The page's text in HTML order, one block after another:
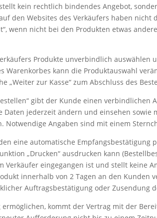
kein rechtlich bindendes Angebot,
den Websites des Verkäufers haben
wenn nicht bei den Produkten etwas
Produkte unverbindlich auswählen
kann die Produktauswahl
„Weiter zur Kasse“ zum Abschluss des
gibt der Kunde einen
jederzeit ändern und einsehen
Notwendige Angaben sind mit einem
eine automatische Empfangsbestätigung
„Drucken“ ausdrucken kann
Verkäufer eingegangen ist und stellt keine
innerhalb von 2 Tagen an den
Auftragsbestätigung oder Zusendung
ermöglichen, kommt der Vertrag mit der